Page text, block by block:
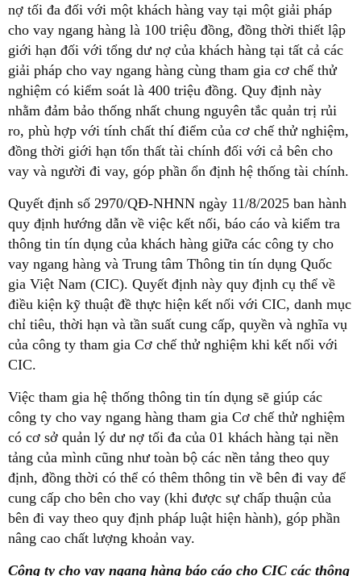
nợ tối đa đối với một khách hàng vay tại một giải pháp
cho vay ngang hàng là 100 triệu đồng, đồng thời thiết lập
giới hạn đối với tổng dư nợ của khách hàng tại tất cả các
giải pháp cho vay ngang hàng cùng tham gia cơ chế thử
nghiệm có kiểm soát là 400 triệu đồng. Quy định này
nhằm đảm bảo thống nhất chung nguyên tắc quản trị rủi
ro, phù hợp với tính chất thí điểm của cơ chế thử nghiệm,
đồng thời giới hạn tổn thất tài chính đối với cả bên cho
vay và người đi vay, góp phần ổn định hệ thống tài chính.
Quyết định số 2970/QĐ-NHNN ngày 11/8/2025 ban hành
quy định hướng dẫn về việc kết nối, báo cáo và kiểm tra
thông tin tín dụng của khách hàng giữa các công ty cho
vay ngang hàng và Trung tâm Thông tin tín dụng Quốc
gia Việt Nam (CIC). Quyết định này quy định cụ thể về
điều kiện kỹ thuật đề thực hiện kết nối với CIC, danh mục
chỉ tiêu, thời hạn và tần suất cung cấp, quyền và nghĩa vụ
của công ty tham gia Cơ chế thử nghiệm khi kết nối với
CIC.
Việc tham gia hệ thống thông tin tín dụng sẽ giúp các
công ty cho vay ngang hàng tham gia Cơ chế thử nghiệm
có cơ sở quản lý dư nợ tối đa của 01 khách hàng tại nền
tảng của mình cũng như toàn bộ các nền tảng theo quy
định, đồng thời có thể có thêm thông tin về bên đi vay để
cung cấp cho bên cho vay (khi được sự chấp thuận của
bên đi vay theo quy định pháp luật hiện hành), góp phần
nâng cao chất lượng khoản vay.
Công ty cho vay ngang hàng báo cáo cho CIC các thông